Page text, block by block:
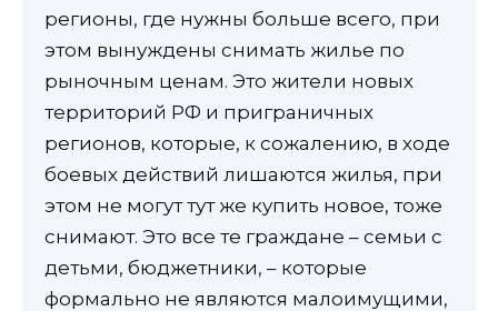
регионы, где нужны больше всего, при
этом вынуждены снимать жилье по
рыночным ценам. Это жители новых
территорий РФ и приграничных
регионов, которые, к сожалению, в ходе
боевых действий лишаются жилья, при
этом не могут тут же купить новое, тоже
снимают. Это все те граждане – семьи с
детьми, бюджетники, – которые
формально не являются малоимущими,